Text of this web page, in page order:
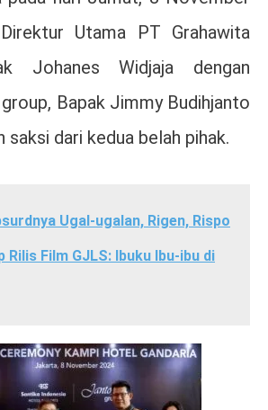
Utama PT Grahawita
Johanes Widjaja dengan
Bapak Jimmy Budihjanto
saksi dari kedua belah pihak.
Ugal-ugalan, Rigen, Rispo
Rilis Film GJLS: Ibuku Ibu-ibu di